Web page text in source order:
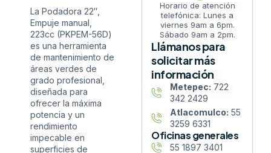
La Podadora 22″,
Empuje manual,
223cc (PKPEM-56D)
es una herramienta
de mantenimiento de
áreas verdes de
grado profesional,
diseñada para
ofrecer la máxima
potencia y un
rendimiento
impecable en
superficies de
Horario de atención
telefónica: Lunes a
viernes 9am a 6pm.
Sábado 9am a 2pm.
Llámanos para
solicitar más
información
Metepec: 722
342 2429
Atlacomulco: 55
3259 6331
Oficinas generales
55 1897 3401